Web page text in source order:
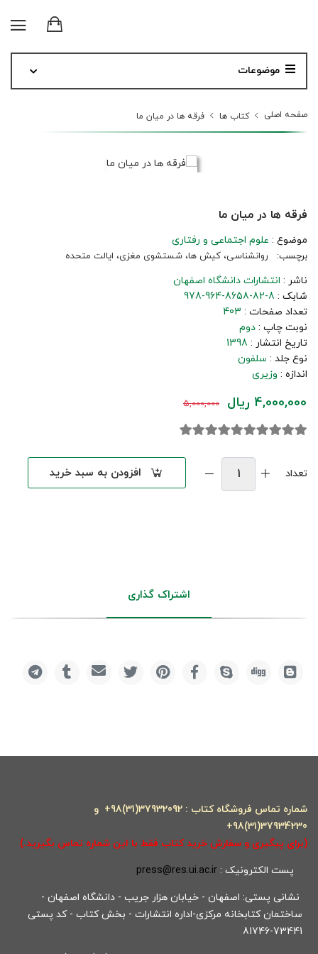
موضوعات
صفحه اصلی کتاب ها فرقه ها در میان ما
فرقه ها در میان ما
موضوع : علوم اجتماعی و رفتاری
برچسب: روانشناسی، کیش ها، شستشوی مغزی، ایالت متحده
ناشر : انتشارات دانشگاه اصفهان
شابک : 978-964-8658-82-8
تعداد صفحات : 403
نوبت چاپ : دوم
تاریخ انتشار : 1398
نوع جلد : سلفون
اندازه : وزیری
4,000,000 ریال 5,000,000
تعداد افزودن به سبد خرید
اشتراک گذاری
شماره تماس فروشگاه کتاب : 37932092(31)98+ و
37934230(31)98+
(برای پیگیری و سفارش خرید کتاب فقط با این شماره تماس بگیرید.)
پست الکترونیک : press@res.ui.ac.ir
نشانی پستی: اصفهان - خیابان هزار جریب - دانشگاه اصفهان -
ساختمان کتابخانه مرکزی-اداره انتشارات - بخش کتاب - کد پستی
73441-81746